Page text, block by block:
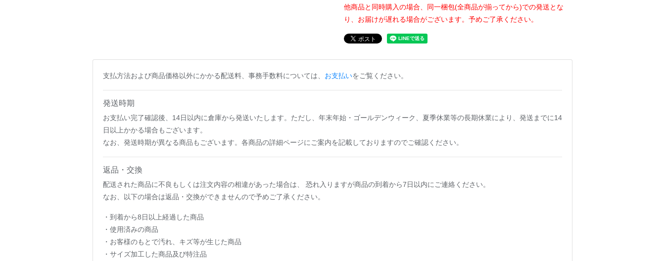
他商品と同時購入の場合、同一梱包(全商品が揃ってから)での発送とな
り、お届けが遅れる場合がございます。予めご了承ください。
支払方法および商品価格以外にかかる配送料、事務手数料については、 お支払いをご覧ください。
発送時期
お支払い完了確認後、14日以内に倉庫から発送いたします。ただし、年末年始・ゴールデンウィーク、夏季休業等の長期休業により、発送までに14
日以上かかる場合もございます。
なお、発送時期が異なる商品もございます。各商品の詳細ページにご案内を記載しておりますのでご確認ください。
返品・交換
配送された商品に不良もしくは注文内容の相違があった場合は、 恐れ入りますが商品の到着から7日以内にご連絡ください。
なお、以下の場合は返品・交換ができませんので予めご了承ください。
・到着から8日以上経過した商品
・使用済みの商品
・お客様のもとで汚れ、キズ等が生じた商品
・サイズ加工した商品及び特注品